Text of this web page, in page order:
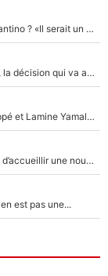
Du PSG à la tête de la FIFA pour remplacer Gianni Infantino ? «Il serait un mauvais président», le patron de la Liga s'attaque à Nasser Al-Khelaïfi !
Bradley Barcola : Luis Enrique prêt à l’écarter au PSG, la décision qui va accélérer son transfert à Liverpool ?
La Liga sur beIN SPORTS, c’est terminé : Kylian Mbappé et Lamine Yamal changent de chaîne, «le moment était venu d'ouvrir un nouveau chapitre»
Avant l’annonce de sa première liste, Zidane a décidé d’accueillir une nouvelle tête en équipe de France
est pas une...